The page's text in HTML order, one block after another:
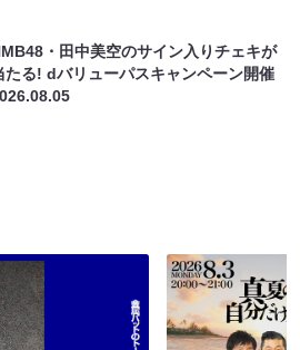
・田中美空のサイン入りチェキが
たる! dバリューパスキャンペーン開催